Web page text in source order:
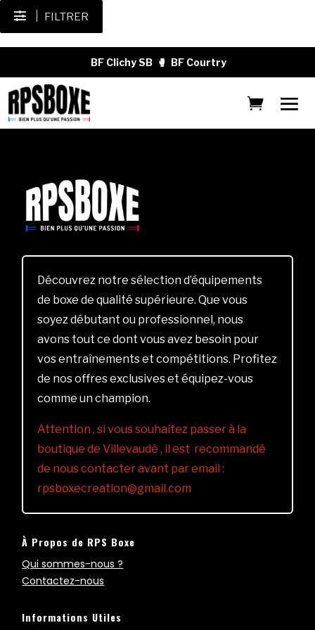
FILTRER
BF Clichy SB 🥊 BF Courtry
Découvrez notre sélection d’équipements
de boxe de qualité supérieure. Que vous
soyez débutant ou professionnel, nous
avons tout ce dont vous avez besoin pour
vos entraînements et compétitions. Profitez
de nos offres exclusives et équipez-vous
comme un champion.
Attention , si vous souhaitez passer à la
boutique de Villevaudé , il est recommandé
de nous contacter avant par email :
rpsboxecreation@gmail.com
À Propos de RPS Boxe
Qui sommes-nous ?
Contactez-nous
Informations Utiles